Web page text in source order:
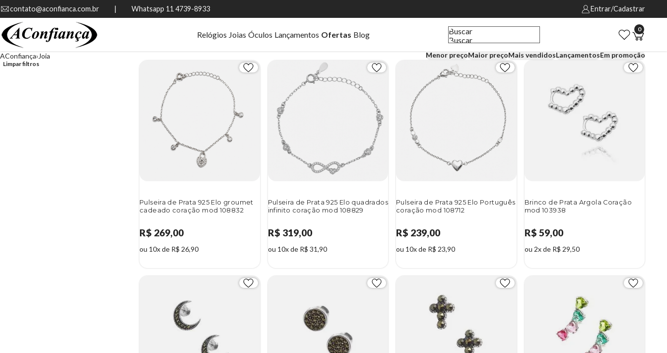
contato@aconfianca.com.br          |          Whatsapp 11 4739-8933 Entrar/Cadastrar
Relógios Joias Óculos Lançamentos Ofertas Blog
Buscar
Buscar
0
AConfiança Joia Menor preçoMaior preçoMais vendidosLançamentosEm promoção
Limpar filtros
Pulseira de Prata 925 Elo groumet
cadeado coração mod 108832
R$ 269,00
ou 10x de R$ 26,90
Pulseira de Prata 925 Elo quadrados
infinito coração mod 108829
R$ 319,00
ou 10x de R$ 31,90
Pulseira de Prata 925 Elo Português
coração mod 108712
R$ 239,00
ou 10x de R$ 23,90
Brinco de Prata Argola Coração
mod 103938
R$ 59,00
ou 2x de R$ 29,50